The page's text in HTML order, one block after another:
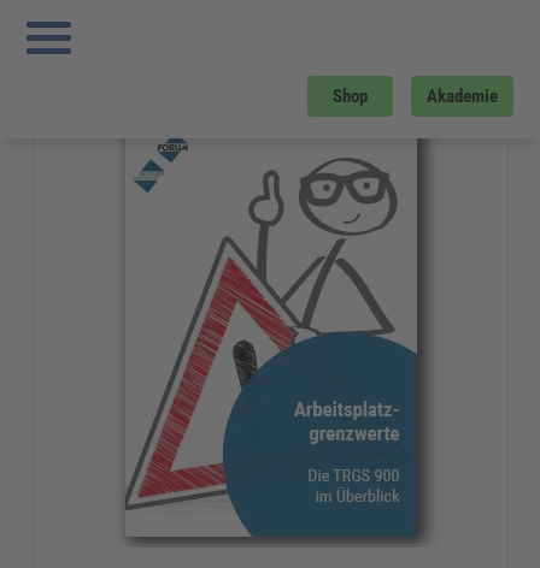
Shop Akademie
Sie sind hier:
Arbeitsplatzgrenzwerte nach TRGS 900